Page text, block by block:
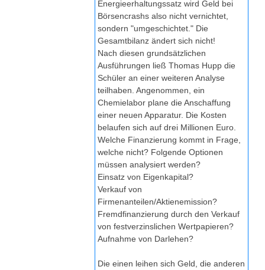
Energieerhaltungssatz wird Geld bei
Börsencrashs also nicht vernichtet,
sondern "umgeschichtet." Die
Gesamtbilanz ändert sich nicht!
Nach diesen grundsätzlichen
Ausführungen ließ Thomas Hupp die
Schüler an einer weiteren Analyse
teilhaben. Angenommen, ein
Chemielabor plane die Anschaffung
einer neuen Apparatur. Die Kosten
belaufen sich auf drei Millionen Euro.
Welche Finanzierung kommt in Frage,
welche nicht? Folgende Optionen
müssen analysiert werden?
Einsatz von Eigenkapital?
Verkauf von
Firmenanteilen/Aktienemission?
Fremdfinanzierung durch den Verkauf
von festverzinslichen Wertpapieren?
Aufnahme von Darlehen?
Die einen leihen sich Geld, die anderen